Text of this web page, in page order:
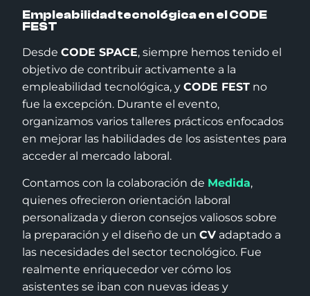
Empleabilidad tecnológica en el CODE
FEST
DesdeCODE SPACE, siempre hemos tenido el
objetivo de contribuir activamente a la
empleabilidad tecnológica, yCODE FEST no
fue la excepción. Durante el evento,
organizamos varios talleres prácticos enfocados
en mejorar las habilidades de los asistentes para
acceder al mercado laboral.
Contamos con la colaboración de Medida,
quienes ofrecieron orientación laboral
personalizada y dieron consejos valiosos sobre
la preparación y el diseño de unCV adaptado a
las necesidades del sector tecnológico. Fue
realmente enriquecedor ver cómo los
asistentes se iban con nuevas ideas y